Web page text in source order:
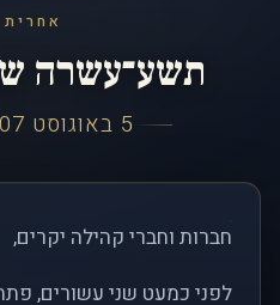
תשע־עשרה
5 באוגוסט 2007 – 2026
חברות וחברי קהילה יקרים,